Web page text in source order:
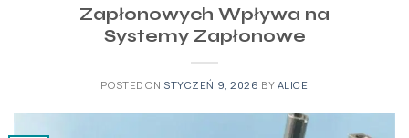
Zapłonowych Wpływa na
Systemy Zapłonowe
POSTED ON STYCZEŃ 9, 2026 BY ALICE